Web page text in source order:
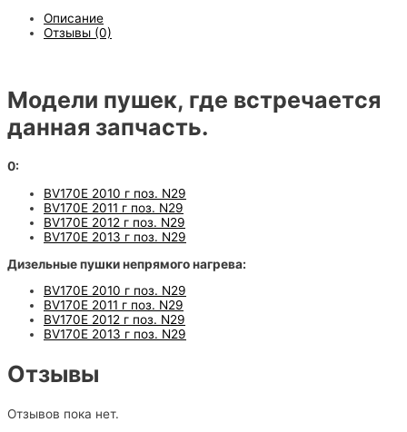
Описание
Отзывы (0)
Модели пушек, где встречается
данная запчасть.
0:
BV170E 2010 г поз. N29
BV170E 2011 г поз. N29
BV170E 2012 г поз. N29
BV170E 2013 г поз. N29
Дизельные пушки непрямого нагрева:
BV170E 2010 г поз. N29
BV170E 2011 г поз. N29
BV170E 2012 г поз. N29
BV170E 2013 г поз. N29
Отзывы
Отзывов пока нет.